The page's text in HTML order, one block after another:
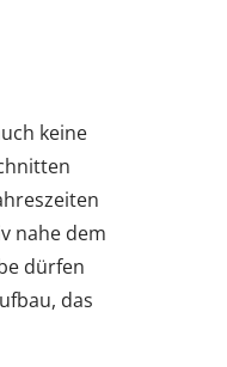
keine
nahe dem
dürfen
das